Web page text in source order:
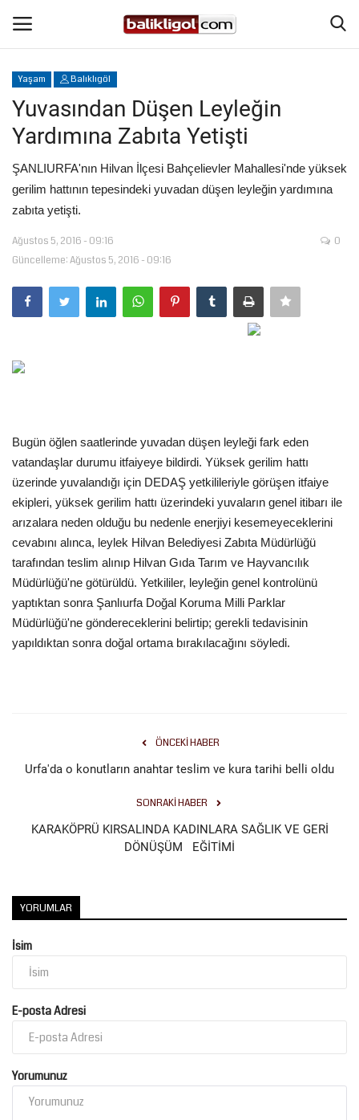
Giriş Yap
Anasayfa
Köşe Yazıları
Eğitim
Magazin
Ekonomi
Galeriler
Siyaset
Künye
Yaşam
Yaşam Balıklıgöl
Yuvasından Düşen Leyleğin
Yardımına Zabıta Yetişti
ŞANLIURFA'nın Hilvan İlçesi Bahçelievler Mahallesi'nde yüksek
gerilim hattının tepesindeki yuvadan düşen leyleğin yardımına
zabıta yetişti.
Ağustos 5, 2016 - 09:16
Güncelleme: Ağustos 5, 2016 - 09:16
0
Bugün öğlen saatlerinde yuvadan düşen leyleği fark eden
vatandaşlar durumu itfaiyeye bildirdi. Yüksek gerilim hattı
üzerinde yuvalandığı için DEDAŞ yetkilileriyle görüşen itfaiye
ekipleri, yüksek gerilim hattı üzerindeki yuvaların genel itibarı ile
arızalara neden olduğu bu nedenle enerjiyi kesemeyeceklerini
cevabını alınca, leylek Hilvan Belediyesi Zabıta Müdürlüğü
tarafından teslim alınıp Hilvan Gıda Tarım ve Hayvancılık
Müdürlüğü'ne götürüldü. Yetkililer, leyleğin genel kontrolünü
yaptıktan sonra Şanlıurfa Doğal Koruma Milli Parklar
Müdürlüğü'ne göndereceklerini belirtip; gerekli tedavisinin
yapıldıktan sonra doğal ortama bırakılacağını söyledi.
ÖNCEKI HABER
Urfa'da o konutların anahtar teslim ve kura tarihi belli oldu
SONRAKI HABER
KARAKÖPRÜ KIRSALINDA KADINLARA SAĞLIK VE GERİ
DÖNÜŞÜM EĞİTİMİ
YORUMLAR
İsim
E-posta Adresi
Yorumunuz